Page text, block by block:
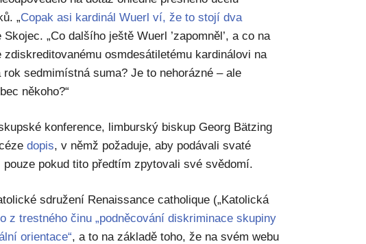
„Copak asi kardinál Wuerl ví, že to stojí dva
Skojec. „Co dalšího ještě Wuerl ’zapomněl’, a co na
osmdesátiletému kardinálovi na
sedmimístná suma? Je to nehorázné – ale
někoho?“
konference, limburský biskup Georg Bätzing
dopis, v němž požaduje, aby podávali svaté
pokud tito předtím zpytovali své svědomí.
sdružení Renaissance catholique („Katolická
z trestného činu „podněcování diskriminace skupiny
orientace“, a to na základě toho, že na svém webu